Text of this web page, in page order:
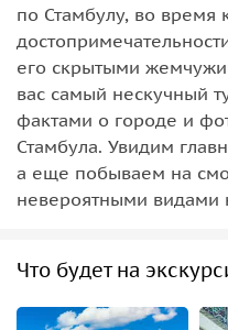
по Стамбулу, во время
его скрытыми
вас самый нескучный
фактами о городе и
Стамбула. Увидим
а еще побываем на
невероятными видами
Что будет на